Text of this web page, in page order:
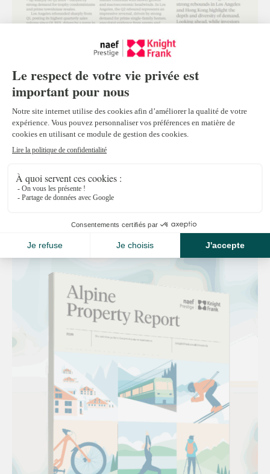
Global Super-Prime Intelligence
Report Q2 2025
Le rapport Global Super-Prime Intelligence de
Lire la suite